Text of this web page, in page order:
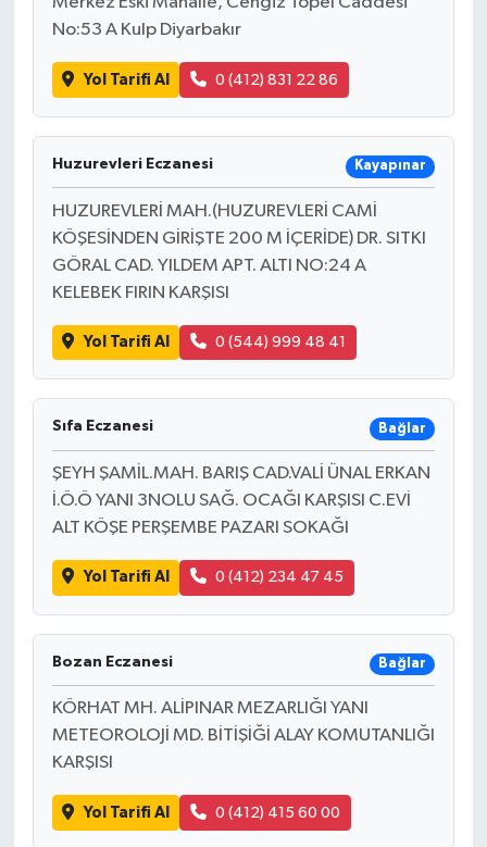
No:53 A Kulp Diyarbakır
Yol Tarifi Al 0 (412) 831 22 86
Huzurevleri Eczanesi Kayapınar
HUZUREVLERİ MAH.(HUZUREVLERİ CAMİ
KÖŞESİNDEN GİRİŞTE 200 M İÇERİDE) DR. SITKI
GÖRAL CAD. YILDEM APT. ALTI NO:24 A
KELEBEK FIRIN KARŞISI
Yol Tarifi Al 0 (544) 999 48 41
Sıfa Eczanesi Bağlar
ŞEYH ŞAMİL.MAH. BARIŞ CAD.VALİ ÜNAL ERKAN
İ.Ö.Ö YANI 3NOLU SAĞ. OCAĞI KARŞISI C.EVİ
ALT KÖŞE PERŞEMBE PAZARI SOKAĞI
Yol Tarifi Al 0 (412) 234 47 45
Bozan Eczanesi Bağlar
KÖRHAT MH. ALİPINAR MEZARLIĞI YANI
METEOROLOJİ MD. BİTİŞİĞİ ALAY KOMUTANLIĞI
KARŞISI
Yol Tarifi Al 0 (412) 415 60 00